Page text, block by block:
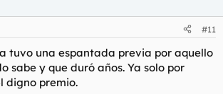
#11
tuvo una espantada previa por aquello
sabe y que duró años. Ya solo por
digno premio.